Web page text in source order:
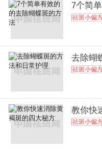
7个简
祛斑小偏
去除蝴
祛斑小偏
教你快
祛斑小偏